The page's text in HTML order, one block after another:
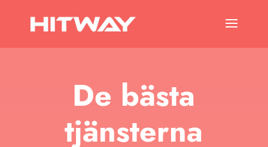
De bästa
tjänsterna